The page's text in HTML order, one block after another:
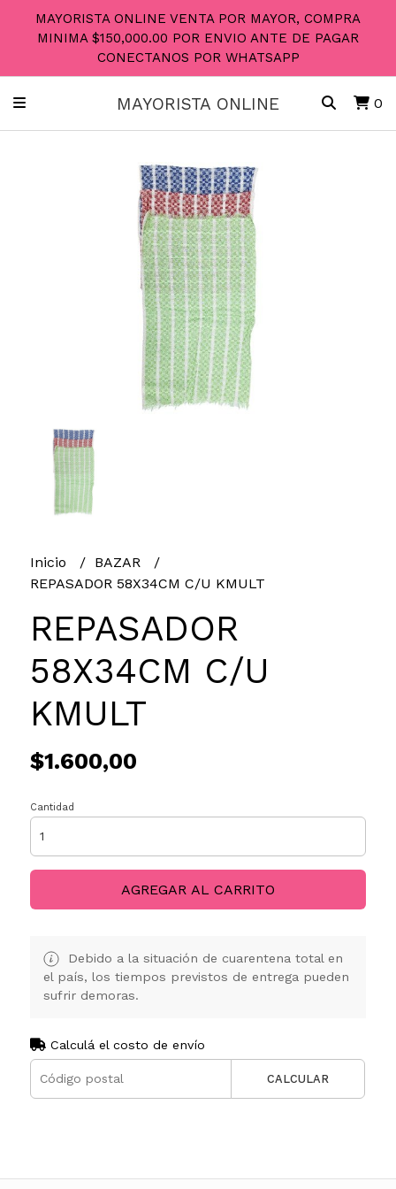
MAYORISTA ONLINE VENTA POR MAYOR, COMPRA
MINIMA $150,000.00 POR ENVIO ANTE DE PAGAR
CONECTANOS POR WHATSAPP
MAYORISTA ONLINE 0
Inicio
BAZAR
REPASADOR 58X34CM C/U KMULT
REPASADOR
58X34CM C/U
KMULT
$1.600,00
Cantidad
AGREGAR AL CARRITO
Debido a la situación de cuarentena total en
el país, los tiempos previstos de entrega pueden
sufrir demoras.
Calculá el costo de envío
CALCULAR